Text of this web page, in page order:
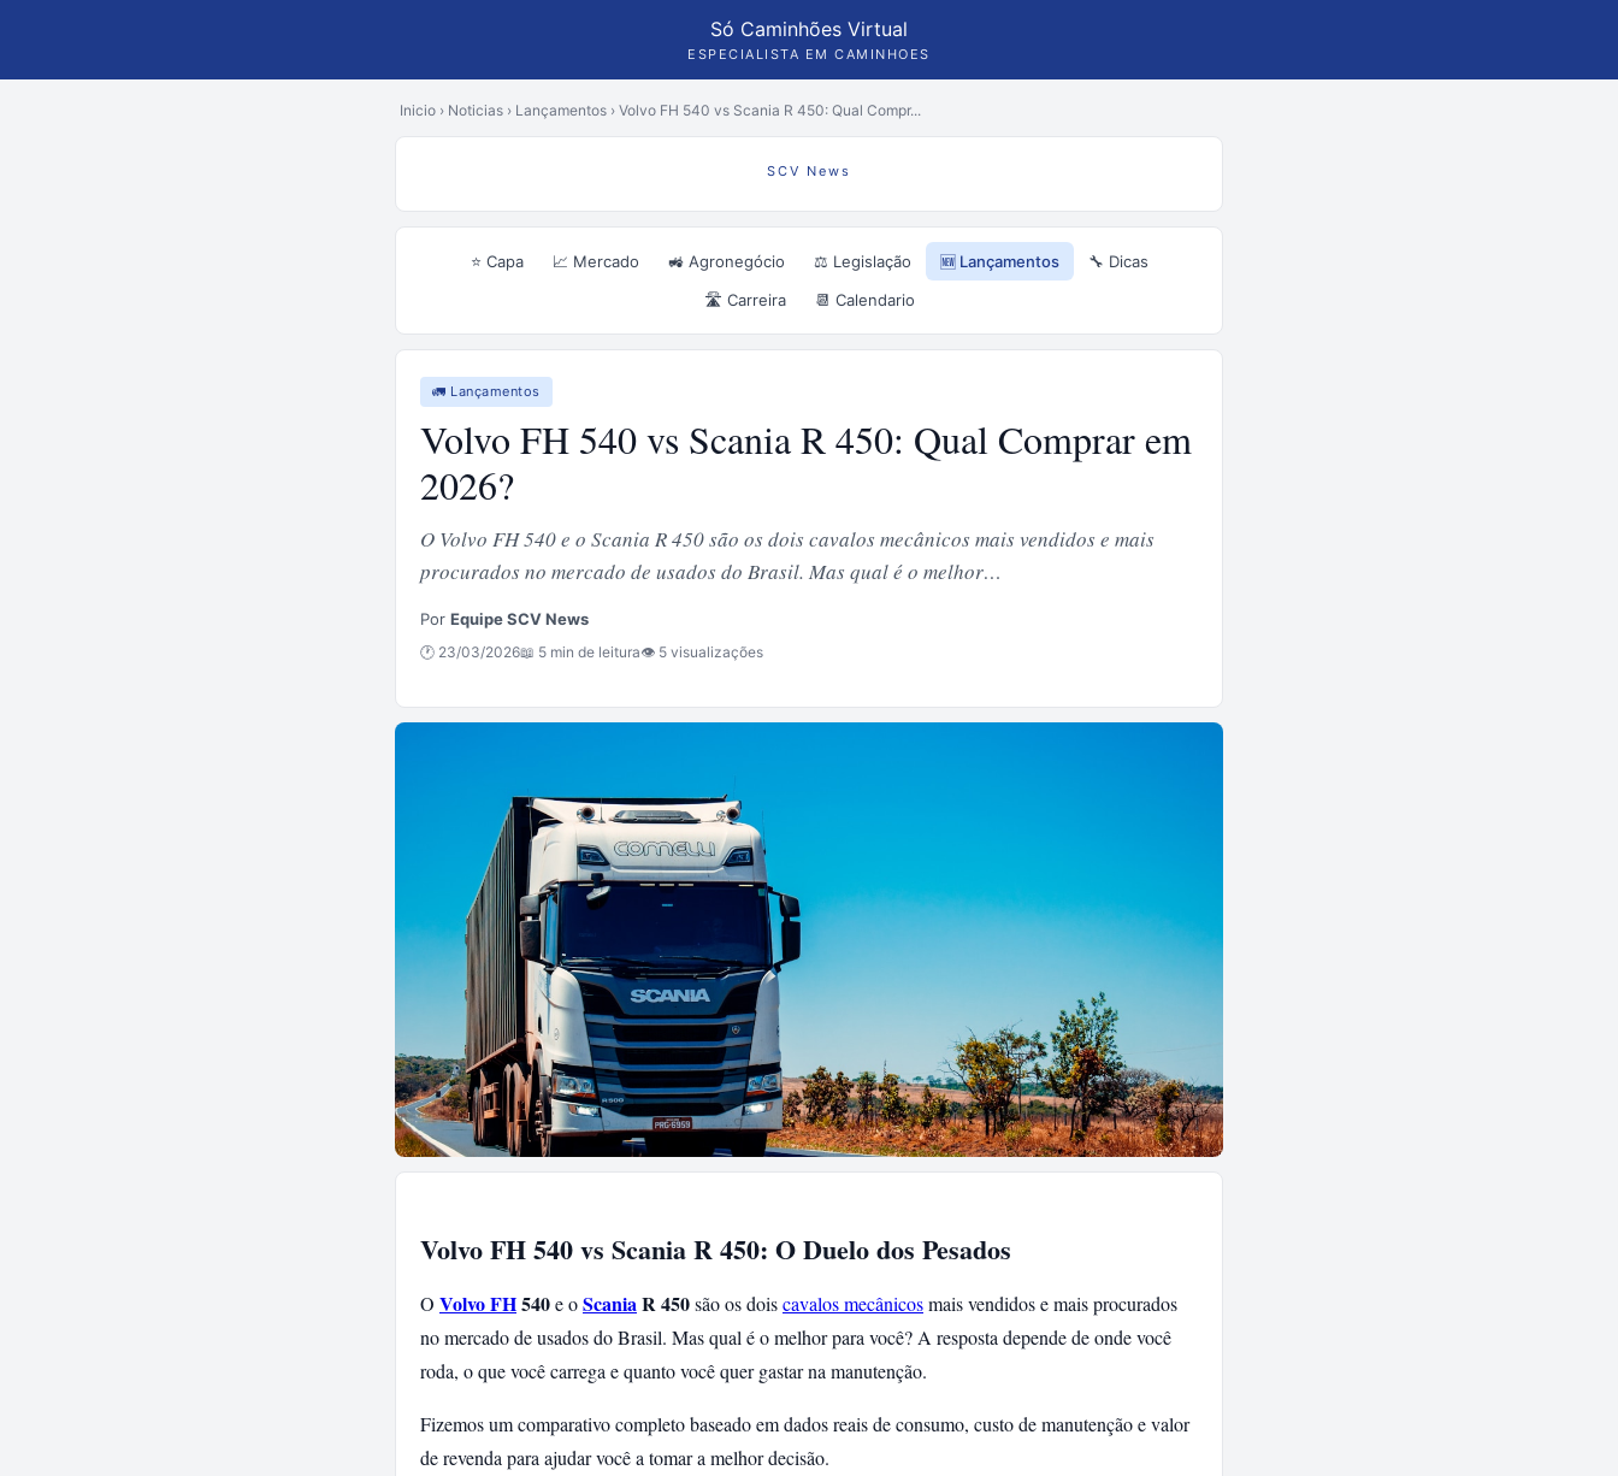
Só Caminhões Virtual
ESPECIALISTA EM CAMINHOES
Inicio › Noticias › Lançamentos › Volvo FH 540 vs Scania R 450: Qual Compr...
SCV News
⭐ Capa 📈 Mercado 🚜 Agronegócio ⚖️ Legislação 🆕 Lançamentos
🔧 Dicas
🛣️ Carreira
📆 Calendario
🚛 Lançamentos
Volvo FH 540 vs Scania R 450: Qual Comprar em
2026?
O Volvo FH 540 e o Scania R 450 são os dois cavalos mecânicos mais vendidos e mais
procurados no mercado de usados do Brasil. Mas qual é o melhor…
Por Equipe SCV News
🕐 23/03/2026📖 5 min de leitura👁 5 visualizações
Volvo FH 540 vs Scania R 450: O Duelo dos Pesados
O Volvo FH540e oScaniaR 450são os doiscavalos mecânicosmais vendidos e mais procurados
no mercado de usados do Brasil. Mas qual é o melhor para você? A resposta depende de onde você
roda, o que você carrega e quanto você quer gastar na manutenção.
Fizemos um comparativo completo baseado em dados reais de consumo, custo de manutenção e valor
de revenda para ajudar você a tomar a melhor decisão.